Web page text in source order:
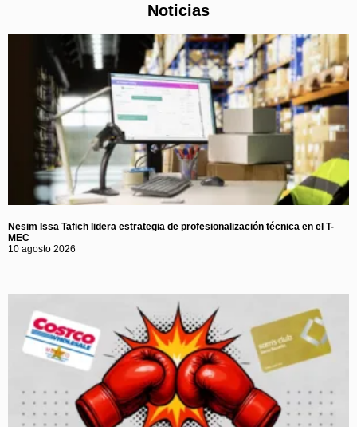
Noticias
Nesim Issa Tafich lidera estrategia de profesionalización técnica en el T-
MEC
10 agosto 2026